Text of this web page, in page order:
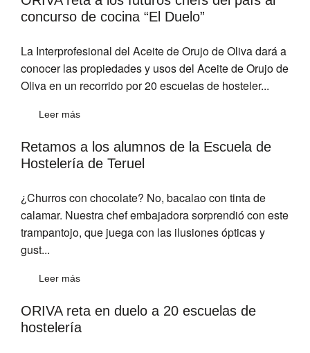
concurso de cocina “El Duelo”
La Interprofesional del Aceite de Orujo de Oliva dará a
conocer las propiedades y usos del Aceite de Orujo de
Oliva en un recorrido por 20 escuelas de hosteler...
Leer más
Retamos a los alumnos de la Escuela de
Hostelería de Teruel
¿Churros con chocolate? No, bacalao con tinta de
calamar. Nuestra chef embajadora sorprendió con este
trampantojo, que juega con las ilusiones ópticas y
gust...
Leer más
ORIVA reta en duelo a 20 escuelas de
hostelería